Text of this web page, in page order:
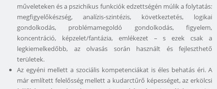
műveleteken és a pszichikus funkciók edzettségén múlik a folytatás:
megfigyelőkészség, analízis-szintézis, következtetés, logikai
gondolkodás, problémamegoldó gondolkodás, figyelem,
koncentráció, képzelet/fantázia, emlékezet – s ezek csak a
legkiemelkedőbb, az olvasás során használt és fejleszthető
területek.
Az egyéni mellett a szociális kompetenciákat is éles behatás éri. A
már említett felelősség mellett a kudarctűrő képességet, az erkölcsi